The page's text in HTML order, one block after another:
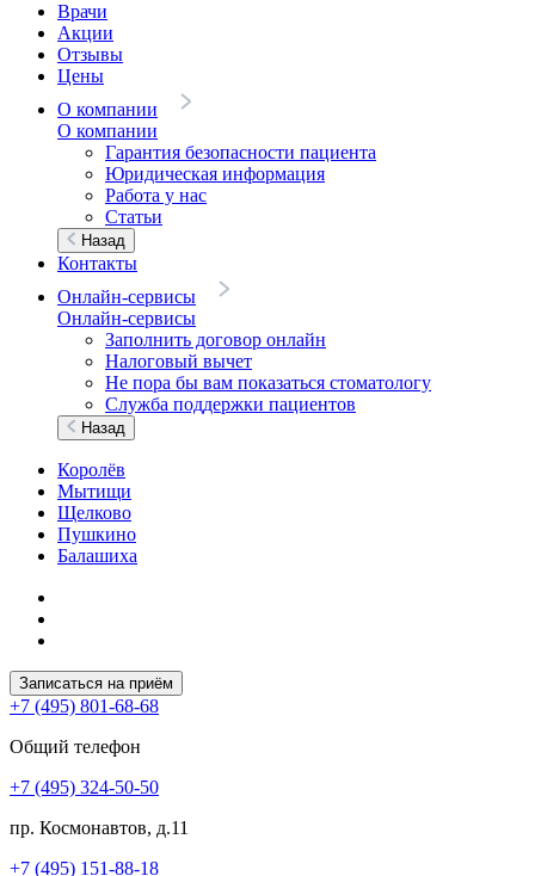
Врачи
Акции
Отзывы
Цены
О компании
О компании
Гарантия безопасности пациента
Юридическая информация
Работа у нас
Статьи
Назад
Контакты
Онлайн-сервисы
Онлайн-сервисы
Заполнить договор онлайн
Налоговый вычет
Не пора бы вам показаться стоматологу
Служба поддержки пациентов
Назад
Королёв
Мытищи
Щелково
Пушкино
Балашиха
Записаться на приём
+7 (495) 801-68-68
Общий телефон
+7 (495) 324-50-50
пр. Космонавтов, д.11
+7 (495) 151-88-18